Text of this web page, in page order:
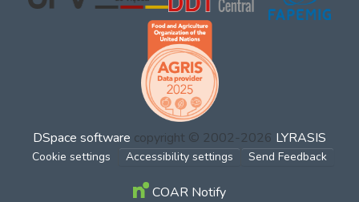
DSpace software copyright © 2002-2026 LYRASIS
Cookie settings Accessibility settings Send Feedback
COAR Notify